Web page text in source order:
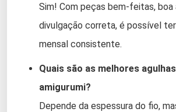
Sim! Com peças bem-feitas,
divulgação correta, é possível
mensal consistente.
Quais são as melhores
amigurumi?
Depende da espessura do fio,